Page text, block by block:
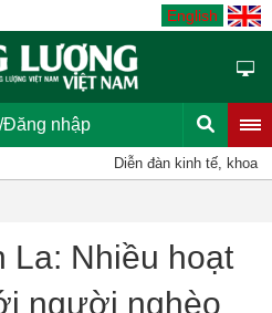
English
nhập
Diễn đàn kinh tế, khoa
La: Nhiều hoạt
người nghèo